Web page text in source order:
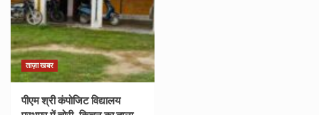
ताज़ा खबर
पीएम श्री कंपोजिट विद्यालय